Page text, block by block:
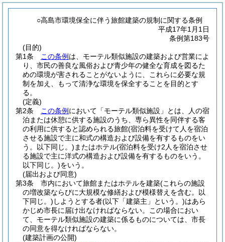
○高島市環境保全に伴う旅館建築の規制に関する条例
平成17年1月1日
条例第183号
(目的)
第1条
この条例 は、モーテル類似施設の建築および営業によ
り、市民の善良な風俗および青少年の健全な育成を図るた
めの環境が害されることがないように、これらに必要な規
制を加え、もって清浄な環境を保全することを目的とす
る。
(定義)
第2条
この条例 において「モーテル類似施設」とは、人の宿
泊または休憩に供する施設のうち、専ら異性を同伴する客
の利用に供すると認められる旅館(宿泊料を受けて人を宿泊
させる施設で主に和式の構造および設備を有するものをい
う。以下同じ。) またはホテル(宿泊料を受け2人を宿泊させ
る施設で主に洋式の構造および設備を有するものをいう。
以下同じ。)をいう。
(届出および同意)
第3条
市内において旅館またはホテルを建築(これらの施設
の増改築ならびに大規模な修繕および模様替えを含む。以
下同じ。) しようとする者(以下「建築主」という。)はあら
かじめ市長に届け出なければならない。
この場合におい
て、モーテル類似施設の建築に係るものについては、市長
の同意を得なければならない。
(建築計画の公開)